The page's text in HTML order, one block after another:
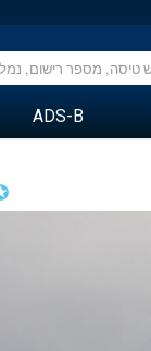
ADS-B